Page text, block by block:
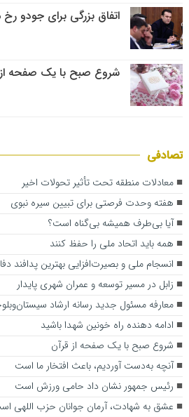
اتفاق بزرگی برای جودو
شروع صبح با یک صفحه
تصادفی
معادلات منطقه تحت تأثیر تحولات اخیر
هفته وحدت فرصتی برای تبیین سیره نبوی
‌آیا بی‌طرف همیشه بی‌گناه است؟
همه باید اتحاد ملی را حفظ کنند
انسجام ملی و بصیرت‌افزایی بهترین پدافند
زابل در مسیر توسعه و عمران شهری پایدار
معارفه مسئول جدید رسانه ارشاد
ادامه دهنده راه خونین شهدا باشید
شروع صبح با یک صفحه از قرآن
آنچه به‌دست آوردیم، باعث افتخار ما است
رئیس جمهور نشان داد حامی ورزش است
عشق به شهادت، آرمان جوانان حزب اللهی